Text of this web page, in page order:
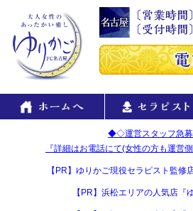
◆◇運営スタッフ急
『詳細はお電話にて(女性の方も運営
【PR】ゆりかご現役セラピスト監修
【PR】浜松エリアの人気店『